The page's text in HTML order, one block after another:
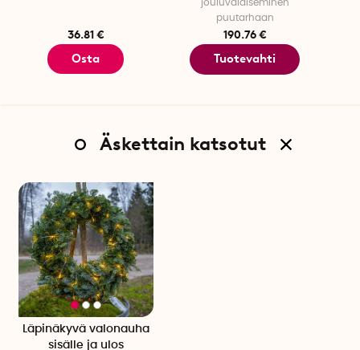
36.81 €
Osta
jouluvalaiseminen
puutarhaan
190.76 €
Tuotevahti
Äskettain katsotut
Läpinäkyvä valonauha
sisälle ja ulos